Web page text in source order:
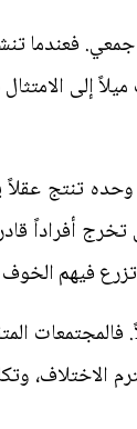
فعندما
الامتثال
تنتج عقلاً
أفراداً
فيهم الخوف
الاختلاف،